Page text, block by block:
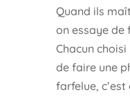
Quand ils
on essaye de
Chacun
de faire une
farfelue, c’est